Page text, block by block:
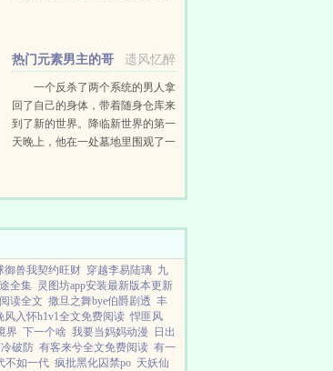
污...
遗风忆醉
热门元素男主的哥
谭日常一个反杀了两个系统的男人拿
回了自己的身体，带着随身仓库来
到了新的世界。降临新世界的第一
天晚上，他在一处墓地里围观了一
这个新世界也有亡灵...
御兽我契约旺财 穿越李易陆璃 九
全集 灵图坊app安装最新版本更新
读全文 撒旦之舞bye伯爵剧透 丰
风入怀h1v1全文免费阅读 悍匪风
界 下一个啥 我要当妈妈动漫
日出
破防 有客来兮全文免费阅读 有一
不如一代 疯批黑化囚禁po 天妖仙